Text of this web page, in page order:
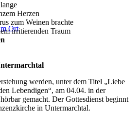
Ort
Herzen
zum Weinen brachte
irritierenden Traum
werden, unter dem Titel „Liebe
Lebendigen“, am 04.04. in der
gemacht. Der Gottesdienst beginnt
in Untermarchtal.